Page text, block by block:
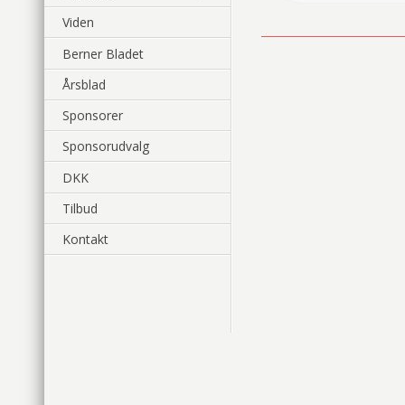
Viden
Berner Bladet
Årsblad
Sponsorer
Sponsorudvalg
DKK
Tilbud
Kontakt